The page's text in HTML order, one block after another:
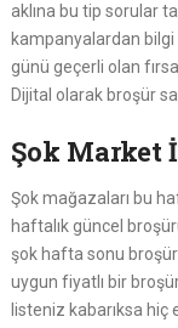
aklına bu tip sorular
kampanyalardan bilgi
günü geçerli olan
Dijital olarak broşür
Şok Market
Şok mağazaları bu
haftalık güncel
şok hafta sonu
uygun fiyatlı bir
listeniz kabarıksa